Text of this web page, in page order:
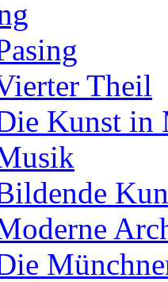
Theil
Kunst in